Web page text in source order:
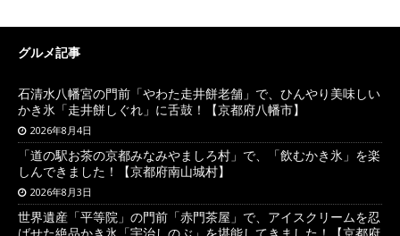
グルメ記事
石清水八幡宮の門前「やわた走井餅老舗」で、ひんやり美味しい
かき氷「走井餅しぐれ」に舌鼓！【京都府八幡市】
2026年8月4日
「道の駅お茶の京都みなみやましろ村」で、「飲むかき氷」を楽
しんできました！【京都府南山城村】
2026年8月3日
世界遺産「平等院」の門前「赤門茶屋」で、アイスクリームを忍